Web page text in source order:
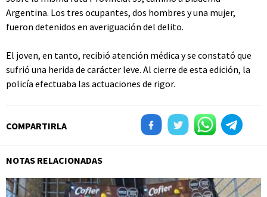
Argentina. Los tres ocupantes, dos hombres y una mujer,
fueron detenidos en averiguación del delito.
El joven, en tanto, recibió atención médica y se constató que
sufrió una herida de carácter leve. Al cierre de esta edición, la
policía efectuaba las actuaciones de rigor.
COMPARTIRLA
NOTAS RELACIONADAS